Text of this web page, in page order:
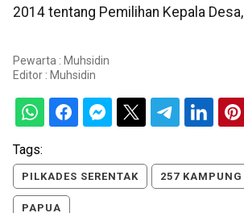
2014 tentang Pemilihan Kepala Desa,
Pewarta : Muhsidin
Editor : Muhsidin
Tags:
PILKADES SERENTAK 257 KAMPUNG
PAPUA